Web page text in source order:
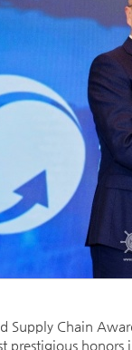
Supply Chain
prestigious